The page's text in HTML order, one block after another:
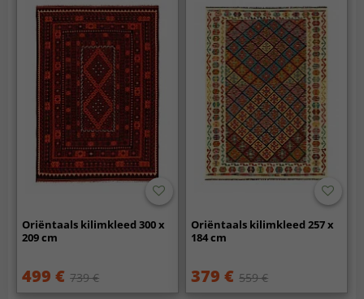
Oriëntaals kilimkleed 300 x
209 cm
499 € 739 €
Oriëntaals kilimkleed 257 x
184 cm
379 € 559 €